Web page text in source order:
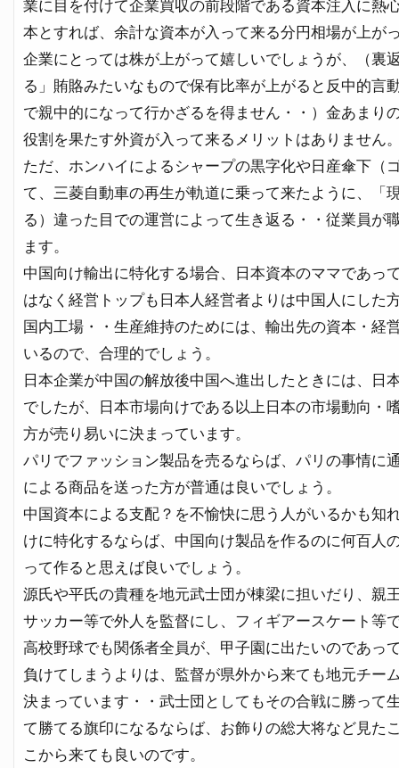
業に目を付けて企業買収の前段階である資本注入に熱
本とすれば、余計な資本が入って来る分円相場が上が
企業にとっては株が上がって嬉しいでしょうが、（裏
る」賄賂みたいなもので保有比率が上がると反中的言
で親中的になって行かざるを得ません・・）金あまり
役割を果たす外資が入って来るメリットはありません
ただ、ホンハイによるシャープの黒字化や日産傘下（
て、三菱自動車の再生が軌道に乗って来たように、「
る）違った目での運営によって生き返る・・従業員が
ます。
中国向け輸出に特化する場合、日本資本のママであっ
はなく経営トップも日本人経営者よりは中国人にした
国内工場・・生産維持のためには、輸出先の資本・経
いるので、合理的でしょう。
日本企業が中国の解放後中国へ進出したときには、日
でしたが、日本市場向けである以上日本の市場動向・
方が売り易いに決まっています。
パリでファッション製品を売るならば、パリの事情に
による商品を送った方が普通は良いでしょう。
中国資本による支配？を不愉快に思う人がいるかも知
けに特化するならば、中国向け製品を作るのに何百人
って作ると思えば良いでしょう。
源氏や平氏の貴種を地元武士団が棟梁に担いだり、親
サッカー等で外人を監督にし、フィギアースケート等
高校野球でも関係者全員が、甲子園に出たいのであっ
負けてしまうよりは、監督が県外から来ても地元チー
決まっています・・武士団としてもその合戦に勝って
て勝てる旗印になるならば、お飾りの総大将など見た
こから来ても良いのです。